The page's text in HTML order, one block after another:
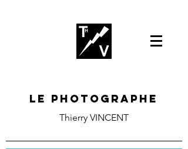
Le photographe
Thierry VINCENT